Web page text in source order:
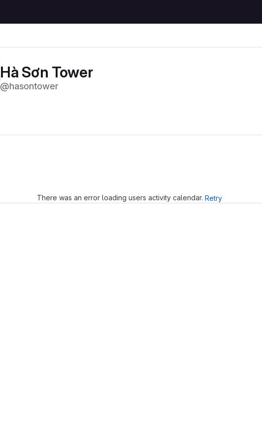
Hà Sơn Tower
@hasontower
There was an error loading users activity calendar. Retry